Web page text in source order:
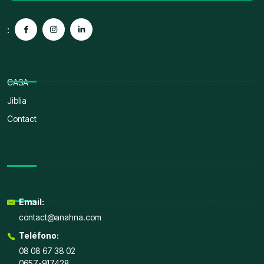
:
CASA
Jiblia
Contact
Email:
contact@anahna.com
Teléfono:
08 08 67 38 02